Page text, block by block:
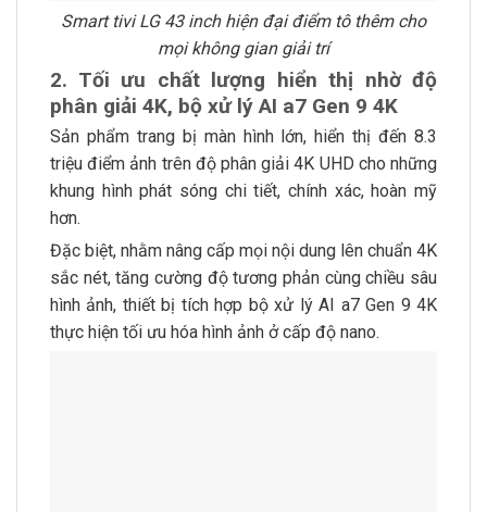
Smart tivi LG 43 inch hiện đại điểm tô thêm cho
mọi không gian giải trí
2. Tối ưu chất lượng hiển thị nhờ độ
phân giải 4K, bộ xử lý AI a7 Gen 9 4K
Sản phẩm trang bị màn hình lớn, hiển thị đến 8.3
triệu điểm ảnh trên độ phân giải 4K UHD cho những
khung hình phát sóng chi tiết, chính xác, hoàn mỹ
hơn.
Đặc biệt, nhằm nâng cấp mọi nội dung lên chuẩn 4K
sắc nét, tăng cường độ tương phản cùng chiều sâu
hình ảnh, thiết bị tích hợp bộ xử lý AI a7 Gen 9 4K
thực hiện tối ưu hóa hình ảnh ở cấp độ nano.